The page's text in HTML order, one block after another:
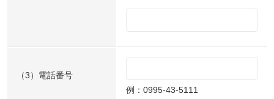
（3）電話番号
例：0995-43-5111